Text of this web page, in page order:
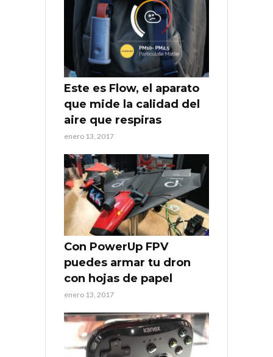
Este es Flow, el aparato
que mide la calidad del
aire que respiras
enero 13, 2017
Con PowerUp FPV
puedes armar tu dron
con hojas de papel
enero 13, 2017